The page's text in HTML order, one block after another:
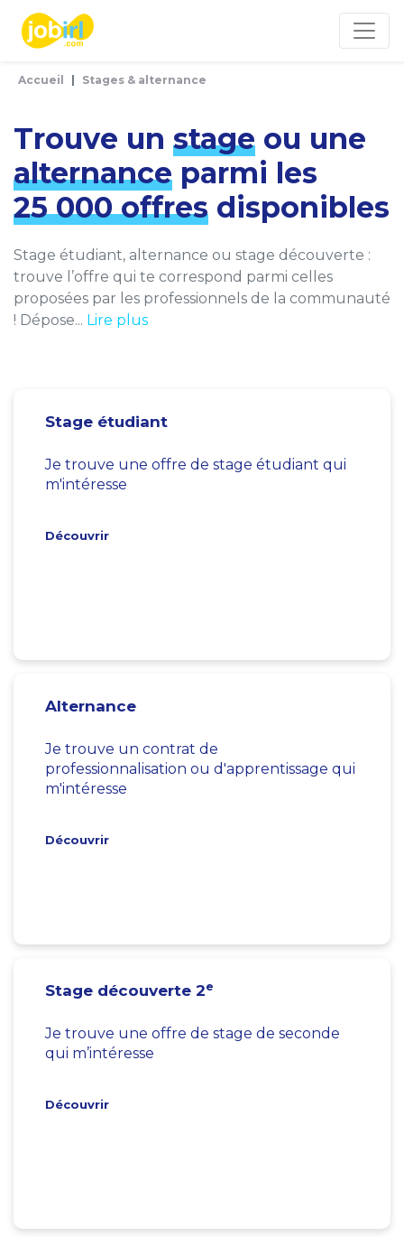
Accueil Stages & alternance
Trouve un stage ou une
alternance parmi les
25 000 offres disponibles
Stage étudiant, alternance ou stage découverte :
trouve l’offre qui te correspond parmi celles
proposées par les professionnels de la communauté
! Dépose... Lire plus
Stage étudiant
Je trouve une offre de stage étudiant qui
m'intéresse
Découvrir
Alternance
Je trouve un contrat de
professionnalisation ou d'apprentissage qui
m'intéresse
Découvrir
Stage découverte 2e
Je trouve une offre de stage de seconde
qui m’intéresse
Découvrir
Panneau de gestion des cookies